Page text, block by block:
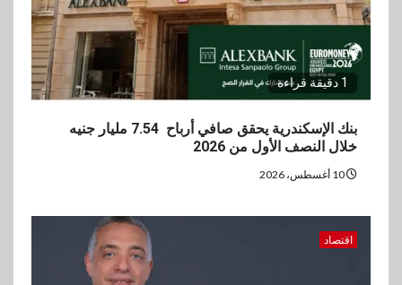
1 دقيقة قراءة
بنك الإسكندرية يحقق صافي أرباح 7.54 مليار جنيه
خلال النصف الأول من 2026
اقتصاد